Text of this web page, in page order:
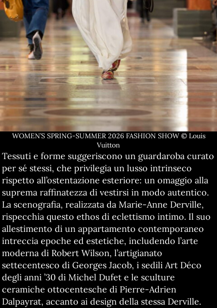
WOMEN’S SPRING-SUMMER 2026 FASHION SHOW © Louis
Vuitton
Tessuti e forme suggeriscono un guardaroba curato
per sé stessi, che privilegia un lusso intrinseco
rispetto all’ostentazione esteriore: un omaggio alla
suprema raffinatezza di vestirsi in modo autentico.
La scenografia, realizzata da Marie-Anne Derville,
rispecchia questo ethos di eclettismo intimo. Il suo
allestimento di un appartamento contemporaneo
intreccia epoche ed estetiche, includendo l’arte
moderna di Robert Wilson, l’artigianato
settecentesco di Georges Jacob, i sedili Art Déco
degli anni ’30 di Michel Dufet e le sculture
ceramiche ottocentesche di Pierre-Adrien
Dalpayrat, accanto ai design della stessa Derville.